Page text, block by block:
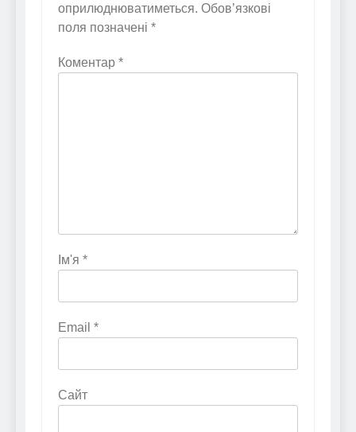
оприлюднюватиметься. Обов’язкові
поля позначені *
Коментар *
Ім'я *
Email *
Сайт